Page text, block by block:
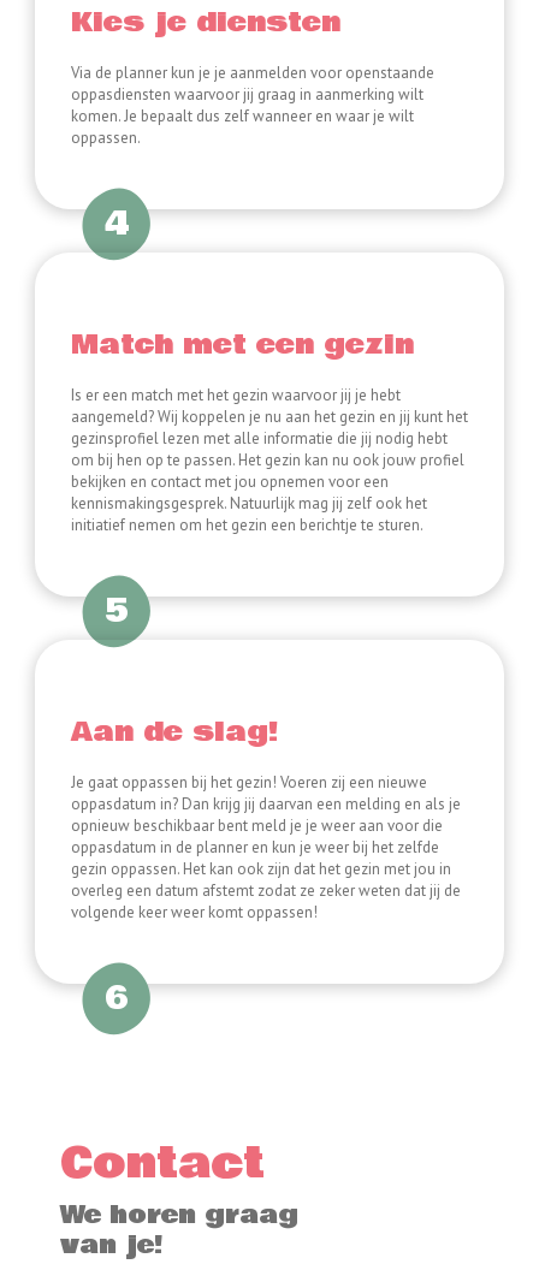
Kies je diensten
Via de planner kun je je aanmelden voor openstaande
oppasdiensten waarvoor jij graag in aanmerking wilt
komen. Je bepaalt dus zelf wanneer en waar je wilt
oppassen.
4
Match met een gezin
Is er een match met het gezin waarvoor jij je hebt
aangemeld? Wij koppelen je nu aan het gezin en jij kunt het
gezinsprofiel lezen met alle informatie die jij nodig hebt
om bij hen op te passen. Het gezin kan nu ook jouw profiel
bekijken en contact met jou opnemen voor een
kennismakingsgesprek. Natuurlijk mag jij zelf ook het
initiatief nemen om het gezin een berichtje te sturen.
5
Aan de slag!
Je gaat oppassen bij het gezin! Voeren zij een nieuwe
oppasdatum in? Dan krijg jij daarvan een melding en als je
opnieuw beschikbaar bent meld je je weer aan voor die
oppasdatum in de planner en kun je weer bij het zelfde
gezin oppassen. Het kan ook zijn dat het gezin met jou in
overleg een datum afstemt zodat ze zeker weten dat jij de
volgende keer weer komt oppassen!
6
Contact
We horen graag
van je!